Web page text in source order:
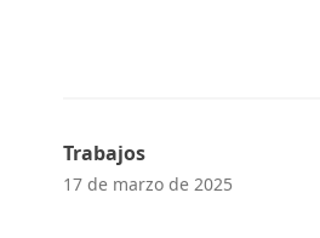
Trabajos
17 de marzo de 2025